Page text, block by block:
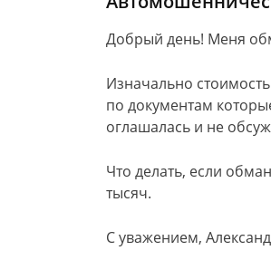
Добрый день! Меня
Изначально
по документам
оглашалась и не
Что делать, если
тысяч.
С уважением,